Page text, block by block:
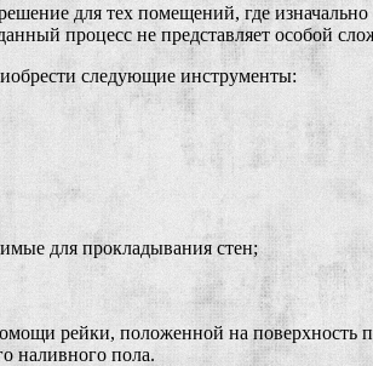
для тех помещений, где изначально
процесс не представляет особой
следующие инструменты:
для прокладывания стен;
рейки, положенной на поверхность
наливного пола.